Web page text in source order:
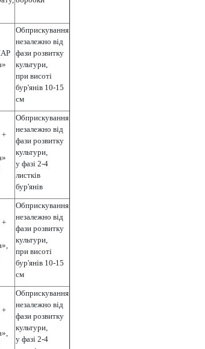
Обприскування
незалежно від
фази розвитку
культури,
при висоті
бур'янів 10-15
см
+
Обприскування
незалежно від
фази розвитку
культури,
у фазі 2-4
листків
бур'янів
+
Обприскування
незалежно від
фази розвитку
культури,
при висоті
бур'янів 10-15
см
+
Обприскування
незалежно від
фази розвитку
культури,
у фазі 2-4